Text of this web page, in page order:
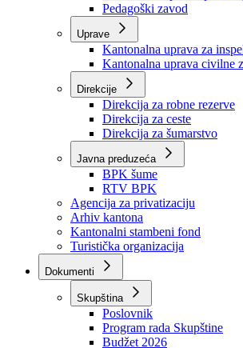
Zavod zdravstvenog
Zavod za javno zdravstvo
Zavod za besplatnu pravnu
Pedagoški zavod
Kantonalna uprava za
Kantonalna uprava civilne
Direkcije
Direkcija za robne rezerve
Direkcija za ceste
Direkcija za šumarstvo
Javna preduzeća
BPK šume
RTV BPK
Agencija za privatizaciju
Arhiv kantona
Kantonalni stambeni fond
Turistička organizacija
Dokumenti
Skupština